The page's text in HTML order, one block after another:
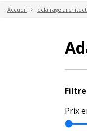
Accueil éclairage
Prix